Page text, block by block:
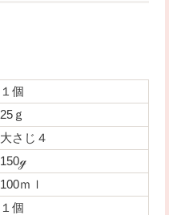
１個
25ｇ
大さじ４
150ℊ
100ｍｌ
１個